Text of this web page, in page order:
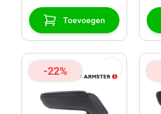
Toevoegen
-22%